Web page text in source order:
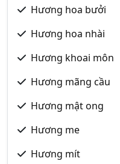
Hương hoa bưởi
Hương hoa nhài
Hương khoai môn
Hương mãng cầu
Hương mật ong
Hương me
Hương mít